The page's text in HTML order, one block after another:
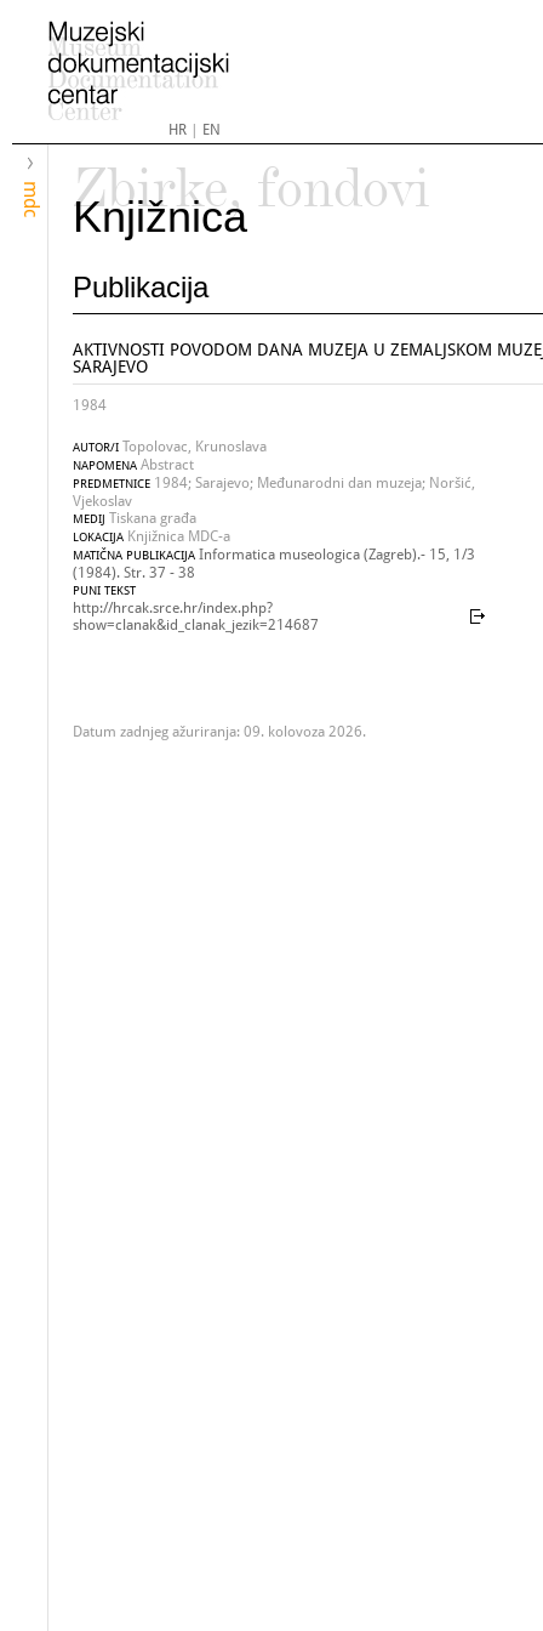
HR| EN
mdc
Zbirke, fondovi
Knjižnica
Publikacija
AKTIVNOSTI POVODOM DANA MUZEJA U ZEMALJSKOM
SARAJEVO
1984
AUTOR/I Topolovac, Krunoslava
NAPOMENA Abstract
PREDMETNICE 1984; Sarajevo; Međunarodni dan muzeja; Noršić,
Vjekoslav
MEDIJ Tiskana građa
LOKACIJA Knjižnica MDC-a
MATIČNA PUBLIKACIJA Informatica museologica (Zagreb).- 15, 1/3
(1984). Str. 37 - 38
PUNI TEKST
http://hrcak.srce.hr/index.php?
show=clanak&id_clanak_jezik=214687
Datum zadnjeg ažuriranja: 09. kolovoza 2026.